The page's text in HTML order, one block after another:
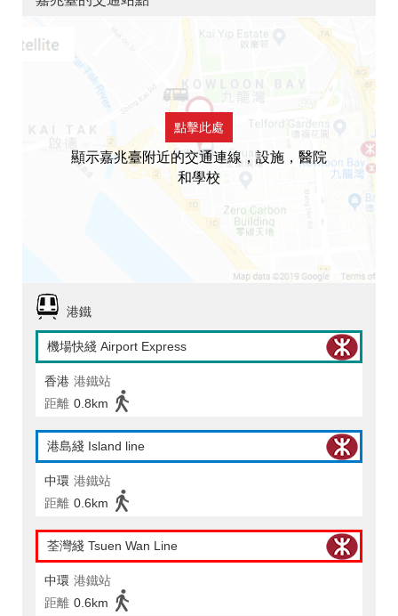
點擊此處
顯示嘉兆臺附近的交通連線，設施，醫院
和學校
港鐵
機場快綫 Airport Express
香港 港鐵站
距離 0.8km
港島綫 Island line
中環 港鐵站
距離 0.6km
荃灣綫 Tsuen Wan Line
中環 港鐵站
距離 0.6km